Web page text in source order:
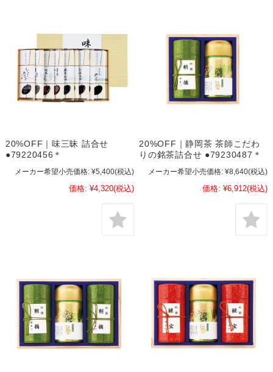
20%OFF｜味三昧 詰合せ
●79220456＊
メーカー希望小売価格: ¥5,400(税込)
価格: ¥4,320(税込)
20%OFF｜静岡茶 茶師こだわ
りの銘茶詰合せ ●79230487＊
メーカー希望小売価格: ¥8,640(税込)
価格: ¥6,912(税込)